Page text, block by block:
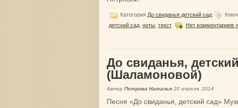
Категория До свиданья детский сад
детский сад ноты текст Нет комментариев »
До свиданья,
(Шаламоновой)
Автор Петрова Наталья 20 апреля, 2014
Песня «До свиданья, детский сад»